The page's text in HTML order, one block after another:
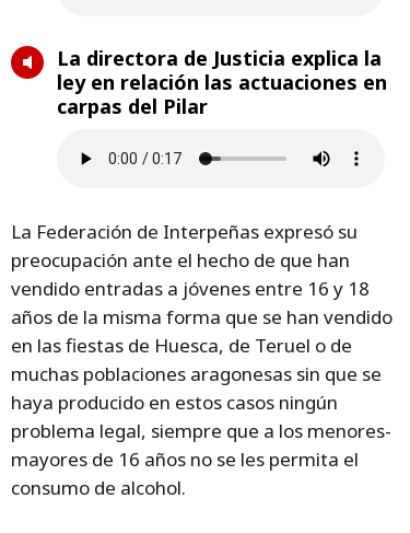
La directora de Justicia explica la
ley en relación las actuaciones en
carpas del Pilar
La Federación de Interpeñas expresó su
preocupación ante el hecho de que han
vendido entradas a jóvenes entre 16 y 18
años de la misma forma que se han vendido
en las fiestas de Huesca, de Teruel o de
muchas poblaciones aragonesas sin que se
haya producido en estos casos ningún
problema legal, siempre que a los menores-
mayores de 16 años no se les permita el
consumo de alcohol.